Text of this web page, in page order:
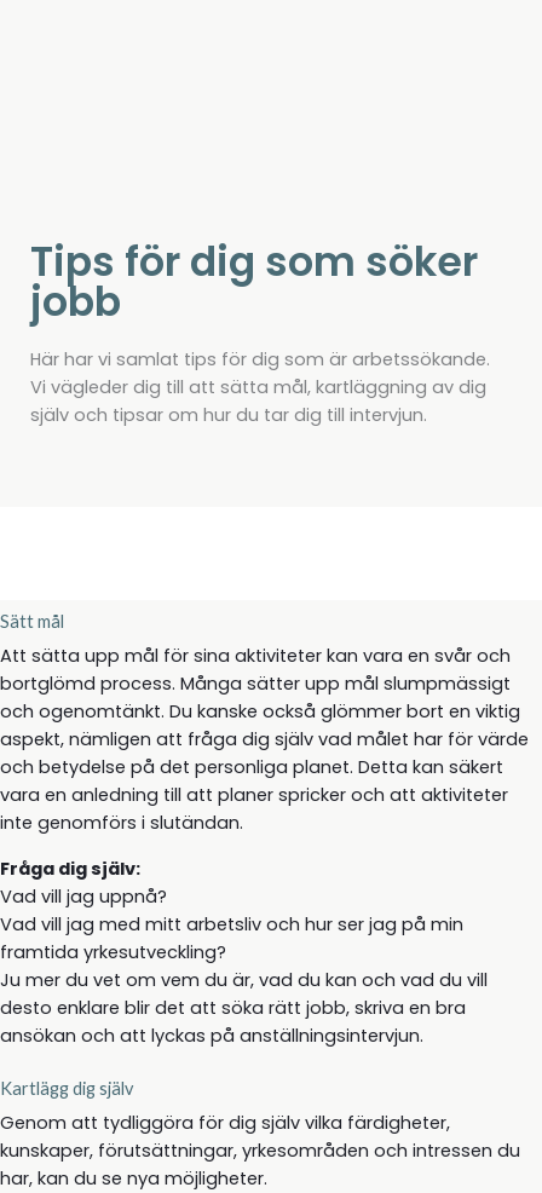
Tips för dig som söker
jobb
Här har vi samlat tips för dig som är arbetssökande.
Vi vägleder dig till att sätta mål, kartläggning av dig
själv och tipsar om hur du tar dig till intervjun.
Sätt mål
Att sätta upp mål för sina aktiviteter kan vara en svår och
bortglömd process. Många sätter upp mål slumpmässigt
och ogenomtänkt. Du kanske också glömmer bort en viktig
aspekt, nämligen att fråga dig själv vad målet har för värde
och betydelse på det personliga planet. Detta kan säkert
vara en anledning till att planer spricker och att aktiviteter
inte genomförs i slutändan.
Fråga dig själv:
Vad vill jag uppnå?
Vad vill jag med mitt arbetsliv och hur ser jag på min
framtida yrkesutveckling?
Ju mer du vet om vem du är, vad du kan och vad du vill
desto enklare blir det att söka rätt jobb, skriva en bra
ansökan och att lyckas på anställningsintervjun.
Kartlägg dig själv
Genom att tydliggöra för dig själv vilka färdigheter,
kunskaper, förutsättningar, yrkesområden och intressen du
har, kan du se nya möjligheter.